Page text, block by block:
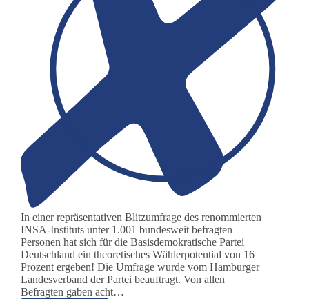
In einer repräsentativen Blitzumfrage des renommierten
INSA-Instituts unter 1.001 bundesweit befragten
Personen hat sich für die Basisdemokratische Partei
Deutschland ein theoretisches Wählerpotential von 16
Prozent ergeben! Die Umfrage wurde vom Hamburger
Landesverband der Partei beauftragt. Von allen
Befragten gaben acht…